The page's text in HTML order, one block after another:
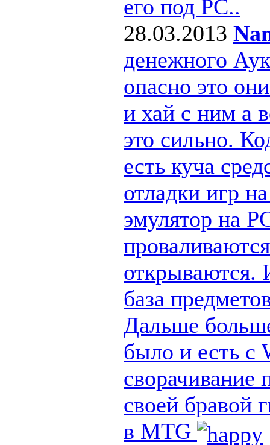
его под РС..
28.03.2013
денежного
опасно это
и хай с ним а
это сильно.
есть куча
отладки игр
эмулятор на
открываются.
база
Дальше
было и есть с
сворачивание
своей бравой
в MTG